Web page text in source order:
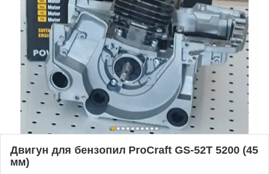
Двигун для бензопил ProCraft GS-52T 5200 (45
мм)